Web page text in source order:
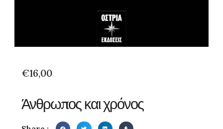
€16,00
Άνθρωπος και χρόνος